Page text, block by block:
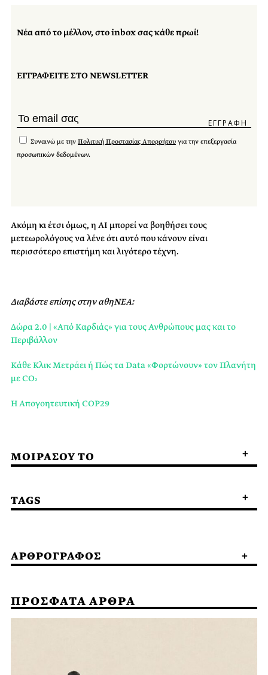
Νέα από το μέλλον, στο inbox σας κάθε πρωί!
ΕΓΓΡΑΦΕΙΤΕ ΣΤΟ NEWSLETTER
Συναινώ με την Πολιτική Προστασίας Απορρήτου για την επεξεργασία
προσωπικών δεδομένων.
Ακόμη κι έτσι όμως, η AI μπορεί να βοηθήσει τους
μετεωρολόγους να λένε ότι αυτό που κάνουν είναι
περισσότερο επιστήμη και λιγότερο τέχνη.
Διαβάστε επίσης στην αθηΝΕΑ:
Δώρα 2.0 | «Από Καρδιάς» για τους Ανθρώπους μας και το
Περιβάλλον
Κάθε Κλικ Μετράει ή Πώς τα Data «Φορτώνoυν» τον Πλανήτη
με CO₂
Η Απογοητευτική COP29
ΜΟΙΡΑΣΟΥ ΤΟ
TAGS
ΑΡΘΡΟΓΡΑΦΟΣ
ΠΡΟΣΦΑΤΑ ΑΡΘΡΑ